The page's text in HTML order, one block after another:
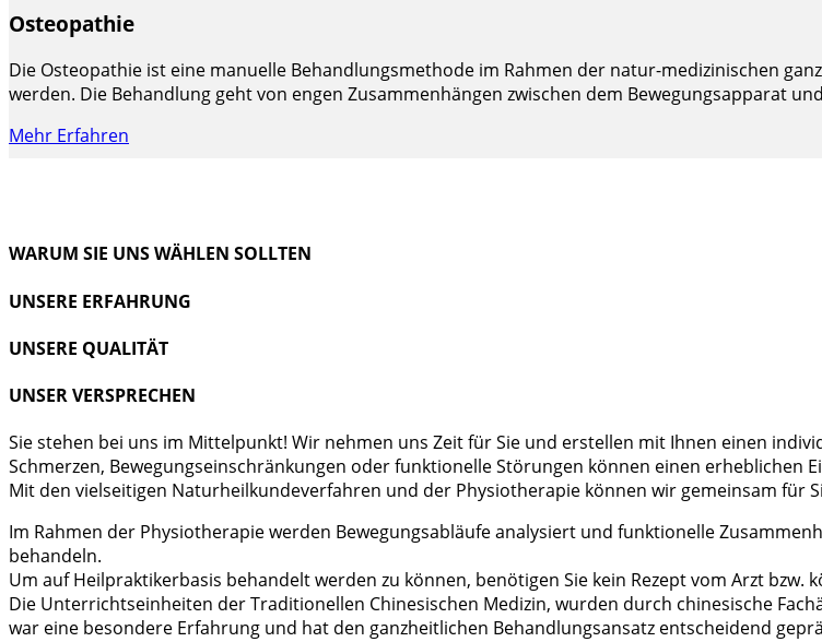
Osteopathie
Die Osteopathie ist eine manuelle Behandlungsmethode im Rahmen der natur-medizinischen
werden. Die Behandlung geht von engen Zusammenhängen zwischen dem Bewegungsapparat
Mehr Erfahren
WARUM SIE UNS WÄHLEN SOLLTEN
UNSERE ERFAHRUNG
UNSERE QUALITÄT
UNSER VERSPRECHEN
Sie stehen bei uns im Mittelpunkt! Wir nehmen uns Zeit für Sie und erstellen mit Ihnen einen
Schmerzen, Bewegungseinschränkungen oder funktionelle Störungen können einen
Mit den vielseitigen Naturheilkundeverfahren und der Physiotherapie können wir gemeinsam für
Im Rahmen der Physiotherapie werden Bewegungsabläufe analysiert und funktionelle
behandeln.
Um auf Heilpraktikerbasis behandelt werden zu können, benötigen Sie kein Rezept vom Arzt bzw.
Die Unterrichtseinheiten der Traditionellen Chinesischen Medizin, wurden durch chinesische
war eine besondere Erfahrung und hat den ganzheitlichen Behandlungsansatz entscheidend